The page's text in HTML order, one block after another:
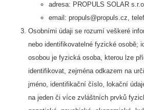
adresa: PROPULS SOLAR
email: propuls@propuls.cz,
Osobními údaji se rozumí veškeré
nebo identifikovatelné fyzické osobě;
osobou je fyzická osoba, kterou lze
identifikovat, zejména odkazem na
jméno, identifikační číslo, lokační
na jeden či více zvláštních prvků